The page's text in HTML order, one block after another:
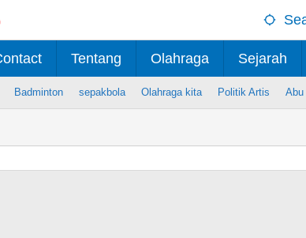
Tentang Olahraga Sejarah
Badminton sepakbola Olahraga kita Politik Artis